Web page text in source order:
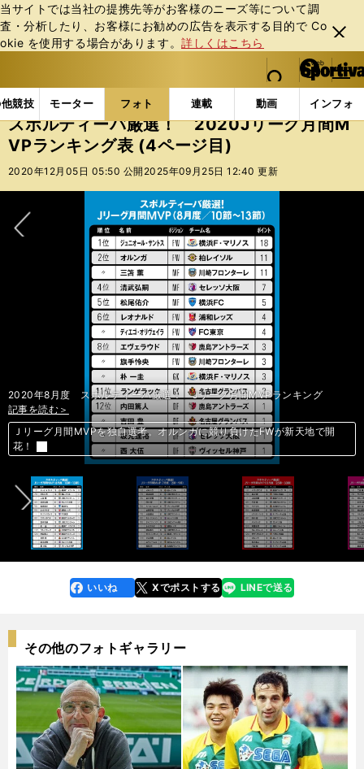
当サイトでは当社の提携先等がお客様のニーズ等について調
査・分析したり、お客様にお勧めの広告を表⽰する⽬的で Co
okie を使⽤する場合があります。詳しくはこちら
閉じ
る
web Sportiva (webスポルティーバ)
検索
マイペ
ー
ジ
メニュ
競技 モーター フォト 連載 動画 インフォ
b
ス
ポ
ル
バ
フォトギャラリー コラムフォト スポルティーバ厳
スポルティーバ厳選！ 2020Jリーグ月間M
VPランキング表 (4ページ目)
2020年12月05日 05:50 公開 2025年09月25日 12:40 更新
記事を読む＞
独自ランキングのＪリーグ月間MVP。必見要素満載の鹿島のFWふたり
記事を読む＞
Ｊリーグ月間MVP独自ランキング。三笘薫はルーキーの枠に収まらない
記事を読む＞
独自選考Ｊリーグ月間MVP。エリキ、驚きの覚醒のきっかけは何か
2020年8月度 スポルティーバ厳選！ Jリーグ月間MVPランキング
記事を読む＞
Ｊリーグ月間MVPを独自選考。オルンガに競り負けたFWが新天地で開
花！
記事を読む＞
イニエスタかオルンガか、それとも…。Ｊリーグ月間MVPを独自選考！
前へ
faceboo
k
いいね Xでポストする
line LINEで送る
その他のフォトギャラリー